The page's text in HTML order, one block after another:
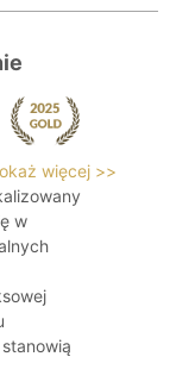
więcej >>
w